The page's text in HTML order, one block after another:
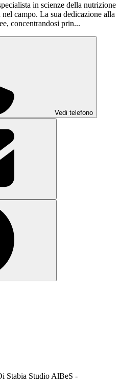
in scienze della nutrizione
campo. La sua dedicazione alla
concentrandosi prin...
Vedi telefono